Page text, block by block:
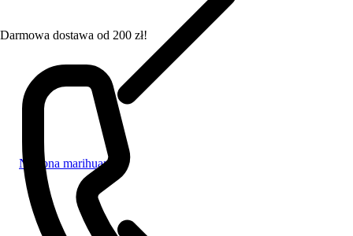
Darmowa dostawa od 200 zł!
Nasiona marihuany